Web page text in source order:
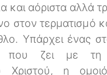
και αόριστα αλλά
στον τερματισμό
Υπάρχει ένας
που ζει με τη
Χριστού, η